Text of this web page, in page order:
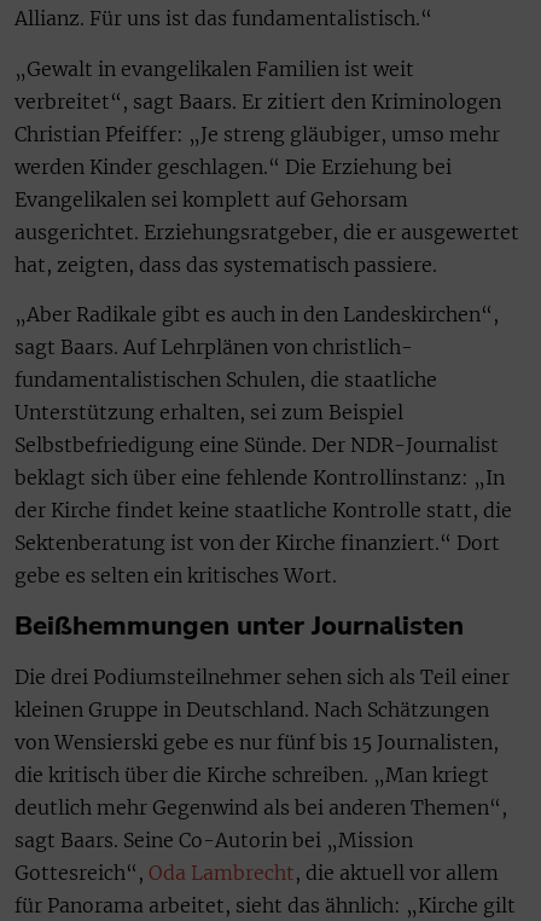
Allianz. Für uns ist das fundamentalistisch.“
„Gewalt in evangelikalen Familien ist weit
verbreitet“, sagt Baars. Er zitiert den Kriminologen
Christian Pfeiffer: „Je streng gläubiger, umso mehr
werden Kinder geschlagen.“ Die Erziehung bei
Evangelikalen sei komplett auf Gehorsam
ausgerichtet. Erziehungsratgeber, die er ausgewertet
hat, zeigten, dass das systematisch passiere.
„Aber Radikale gibt es auch in den Landeskirchen“,
sagt Baars. Auf Lehrplänen von christlich-
fundamentalistischen Schulen, die staatliche
Unterstützung erhalten, sei zum Beispiel
Selbstbefriedigung eine Sünde. Der NDR-Journalist
beklagt sich über eine fehlende Kontrollinstanz: „In
der Kirche findet keine staatliche Kontrolle statt, die
Sektenberatung ist von der Kirche finanziert.“ Dort
gebe es selten ein kritisches Wort.
Beißhemmungen unter Journalisten
Die drei Podiumsteilnehmer sehen sich als Teil einer
kleinen Gruppe in Deutschland. Nach Schätzungen
von Wensierski gebe es nur fünf bis 15 Journalisten,
die kritisch über die Kirche schreiben. „Man kriegt
deutlich mehr Gegenwind als bei anderen Themen“,
sagt Baars. Seine Co-Autorin bei „Mission
Gottesreich“, Oda Lambrecht, die aktuell vor allem
für Panorama arbeitet, sieht das ähnlich: „Kirche gilt